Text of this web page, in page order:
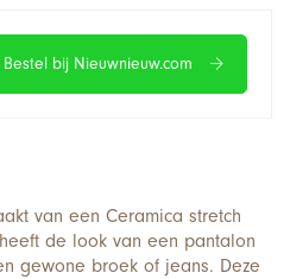
€
Bestel bij Nieuwnieuw.com
van een Ceramica stretch
de look van een pantalon
gewone broek of jeans. Deze